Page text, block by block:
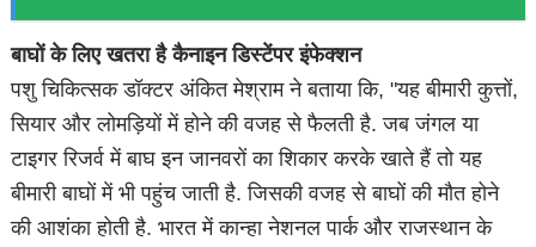
बाघों के लिए खतरा है कैनाइन डिस्टेंपर इंफेक्शन
पशु चिकित्सक डॉक्टर अंकित मेश्राम ने बताया कि, "यह बीमारी कुत्तों,
सियार और लोमड़ियों में होने की वजह से फैलती है. जब जंगल या
टाइगर रिजर्व में बाघ इन जानवरों का शिकार करके खाते हैं तो यह
बीमारी बाघों में भी पहुंच जाती है. जिसकी वजह से बाघों की मौत होने
की आशंका होती है. भारत में कान्हा नेशनल पार्क और राजस्थान के